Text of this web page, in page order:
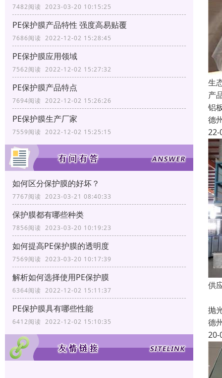
7482阅读 2023-03-20 10:15:25
PE保护膜产品特性 强度高易贴覆
7686阅读 2022-12-02 15:28:45
PE保护膜应用领域
7562阅读 2022-12-02 15:27:32
PE保护膜产品特点
7694阅读 2022-12-02 15:26:26
PE保护膜生产厂家
7559阅读 2022-12-02 15:25:15
如何区分保护膜的好坏？
7767阅读 2023-03-21 08:40:33
保护膜都有哪些种类
7856阅读 2023-03-20 10:19:23
如何提高PE保护膜的透明度
7569阅读 2023-03-20 10:17:39
解析如何选择使用PE保护膜
6364阅读 2022-12-02 15:11:37
PE保护膜具有哪些性能
6412阅读 2022-12-02 15:10:35
生
产
铝
德
22-
供
抛
德
20-